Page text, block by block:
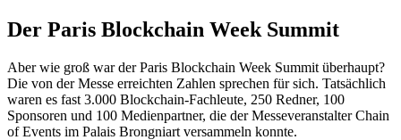
Der Paris Blockchain Week Summit
Aber wie groß war der Paris Blockchain Week Summit überhaupt?
Die von der Messe erreichten Zahlen sprechen für sich. Tatsächlich
waren es fast 3.000 Blockchain-Fachleute, 250 Redner, 100
Sponsoren und 100 Medienpartner, die der Messeveranstalter Chain
of Events im Palais Brongniart versammeln konnte.